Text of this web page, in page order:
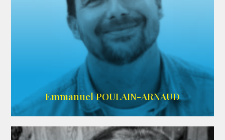
AGENCE SINGULARIST
Emmanuel POULAIN-ARNAUD